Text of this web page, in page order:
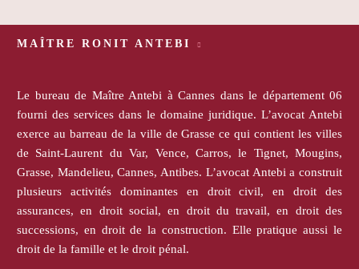
MAÎTRE RONIT ANTEBI
Le bureau de Maître Antebi à Cannes dans le département 06
fourni des services dans le domaine juridique. L’avocat Antebi
exerce au barreau de la ville de Grasse ce qui contient les villes
de Saint-Laurent du Var, Vence, Carros, le Tignet, Mougins,
Grasse, Mandelieu, Cannes, Antibes. L’avocat Antebi a construit
plusieurs activités dominantes en droit civil, en droit des
assurances, en droit social, en droit du travail, en droit des
successions, en droit de la construction. Elle pratique aussi le
droit de la famille et le droit pénal.